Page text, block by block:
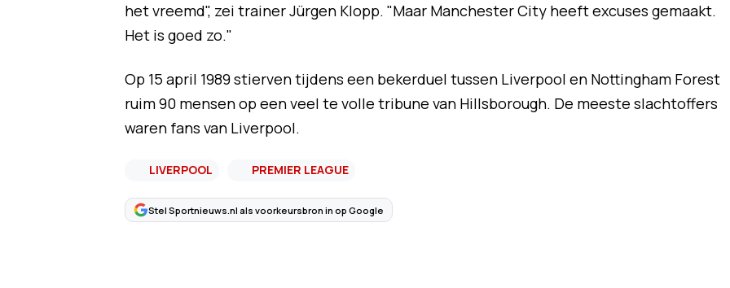
het vreemd", zei trainer Jürgen Klopp. "Maar Manchester City heeft excuses gemaakt.
Het is goed zo."
Op 15 april 1989 stierven tijdens een bekerduel tussen Liverpool en Nottingham Forest
ruim 90 mensen op een veel te volle tribune van Hillsborough. De meeste slachtoffers
waren fans van Liverpool.
LIVERPOOL PREMIER LEAGUE
Stel Sportnieuws.nl als voorkeursbron in op Google